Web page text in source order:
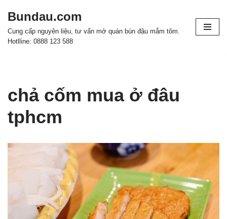
Chuyển
tới
Bundau.com
Cung cấp nguyên liệu, tư vấn mở quán bún đậu mắm tôm.
Hotlline: 0888 123 588
chả cốm mua ở đâu
tphcm